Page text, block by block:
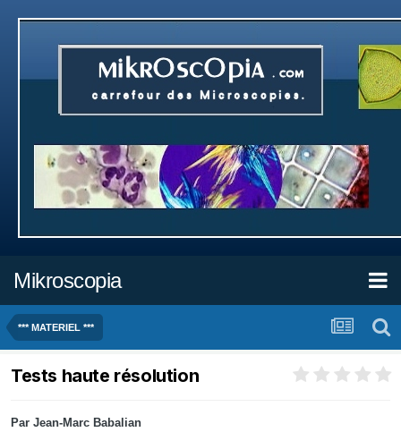
Mikroscopia
*** MATERIEL ***
Tests haute résolution
Par Jean-Marc Babalian